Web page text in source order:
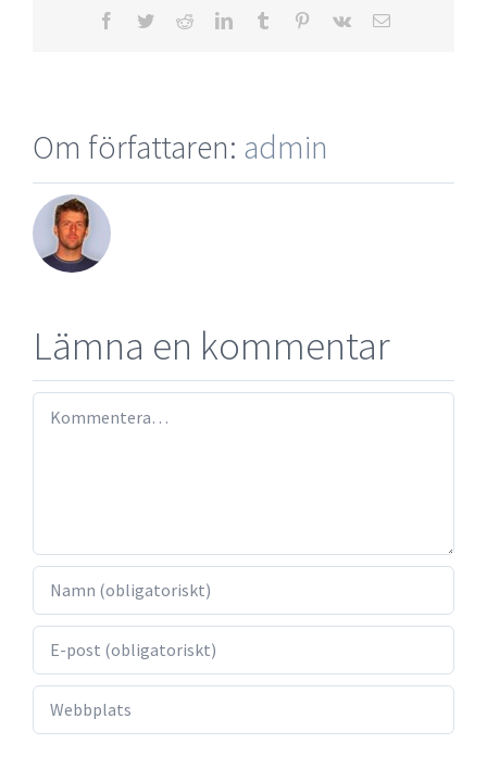
Facebook
TwitterRedditLinkedInTumblr Pinterest
Vk
E-
Om författaren: admin
Lämna en kommentar
Kommentar